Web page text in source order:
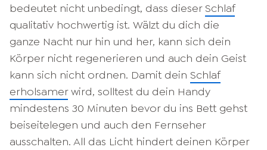
bedeutet nicht unbedingt, dass dieserSchlaf
qualitativ hochwertig ist. Wälzt du dich die
ganze Nacht nur hin und her, kann sich dein
Körper nicht regenerieren und auch dein Geist
kann sich nicht ordnen. Damit dein Schlaf
erholsamerwird, solltest du dein Handy
mindestens 30 Minuten bevor du ins Bett gehst
beiseitelegen und auch den Fernseher
ausschalten. All das Licht hindert deinen Körper